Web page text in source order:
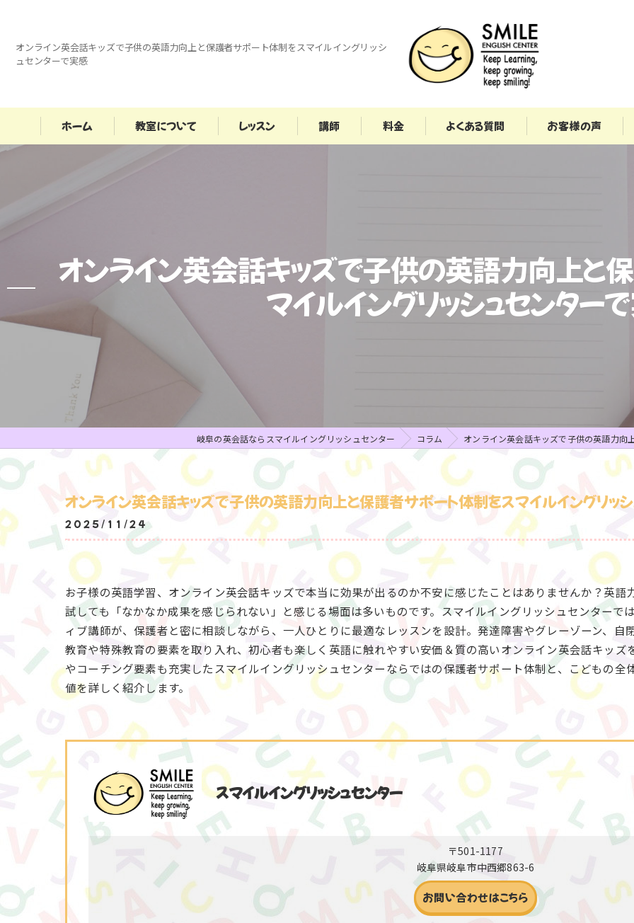
オンライン英会話キッズで子供の英語力向上と保護者サポート体制をスマイルイングリッシ
ュセンターで実感
ホーム 教室について レッスン 講師 料金 よくある質問 お客様の声
オンライン英会話キッズで子供の英語力向上と
マイルイングリッシュセンター
岐阜の英会話ならスマイルイングリッシュセンター コラム オンライン英会話キッズで子供の英語力向
オンライン英会話キッズで子供の英語力向上と保護者サポート体制をスマイルイングリッ
2025/11/24
お子様の英語学習、オンライン英会話キッズで本当に効果が出るのか不安に感じたことはありませんか？英
試しても「なかなか成果を感じられない」と感じる場面は多いものです。スマイルイングリッシュセンターで
ィブ講師が、保護者と密に相談しながら、一人ひとりに最適なレッスンを設計。発達障害やグレーゾーン、自
教育や特殊教育の要素を取り入れ、初心者も楽しく英語に触れやすい安価＆質の高いオンライン英会話キッ
やコーチング要素も充実したスマイルイングリッシュセンターならではの保護者サポート体制と、こどもの
値を詳しく紹介します。
スマイルイングリッシュセンター
〒501-1177
岐阜県岐阜市中西郷863-6
お問い合わせはこちら